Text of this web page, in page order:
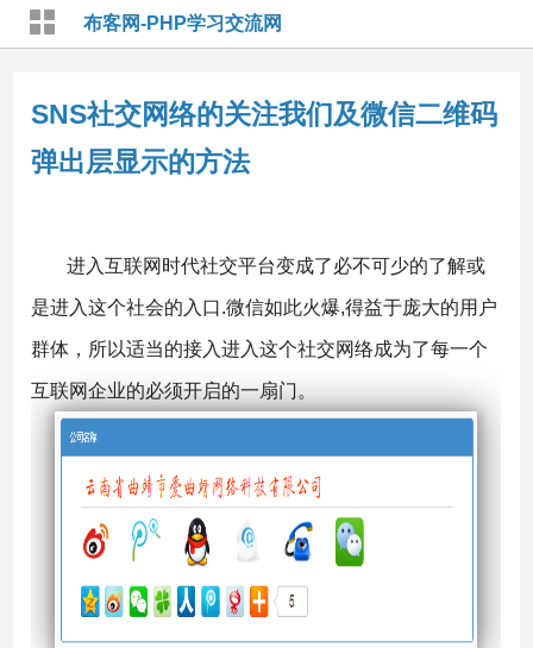
布客网-PHP学习交流网
SNS社交网络的关注我们及微信二维码
弹出层显示的方法
进入互联网时代社交平台变成了必不可少的了解或
是进入这个社会的入口.微信如此火爆,得益于庞大的用户
群体，所以适当的接入进入这个社交网络成为了每一个
互联网企业的必须开启的一扇门。